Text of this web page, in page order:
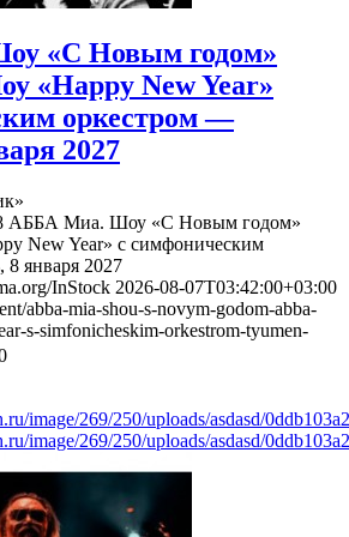
«С Новым годом»
«Happy New Year»
оркестром —
2027
АББА Миа. Шоу «С Новым годом»
New Year» с симфоническим
января 2027
InStock 2026-08-07T03:42:00+03:00
abba-mia-shou-s-novym-godom-abba-
s-simfonicheskim-orkestrom-tyumen-
image/269/250/uploads/asdasd/
image/269/250/uploads/asdasd/